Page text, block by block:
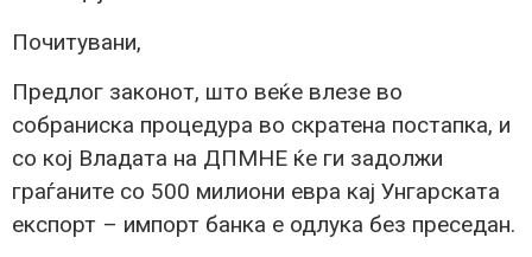
Почитувани,
Предлог законот, што веќе влезе во
собраниска процедура во скратена постапка, и
со кој Владата на ДПМНЕ ќе ги задолжи
граѓаните со 500 милиони евра кај Унгарската
експорт – импорт банка е одлука без преседан.